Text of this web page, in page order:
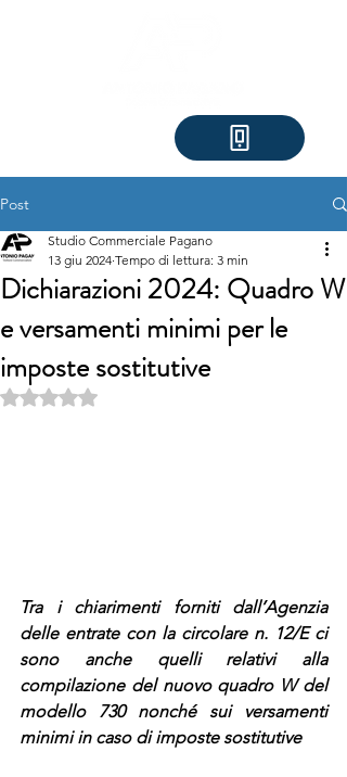
Post
Dichiarazioni 2024: Quadro W
e versamenti minimi per le
imposte sostitutive
Studio Commerciale Pagano
13 giu 2024 Tempo di lettura: 3 min
Valutazione NaN stelle su 5.
Tra i chiarimenti forniti dall’Agenzia
delle entrate con la circolare n. 12/E ci
sono anche quelli relativi alla
compilazione del nuovo quadro W del
modello 730 nonché sui versamenti
minimi in caso di imposte sostitutive